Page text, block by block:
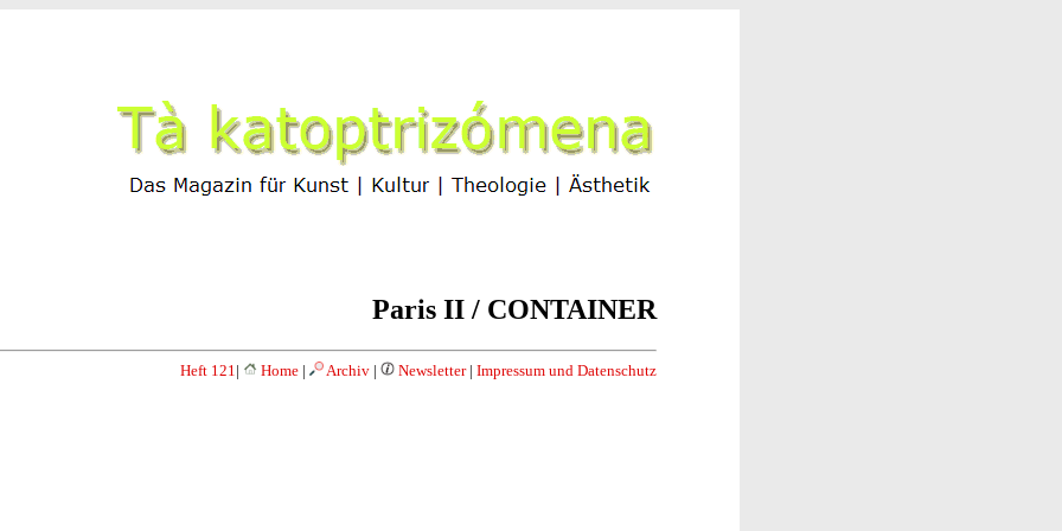
Paris II / CONTAINER
Heft 121| Home | Archiv | Newsletter| Impressum und Datenschutz